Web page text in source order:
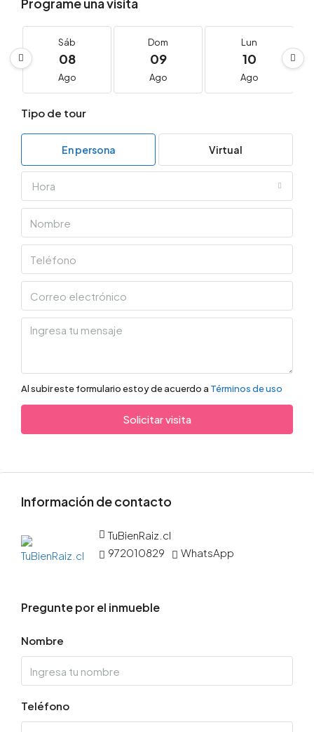
Programe una visita
Sáb
08
Ago
Dom
09
Ago
Lun
10
Ago
Tipo de tour
En persona Virtual
Hora
Al subir este formulario estoy de acuerdo a Términos de uso
Solicitar visita
Información de contacto
TuBienRaiz.cl
972010829
WhatsApp
Pregunte por el inmueble
Nombre
Teléfono